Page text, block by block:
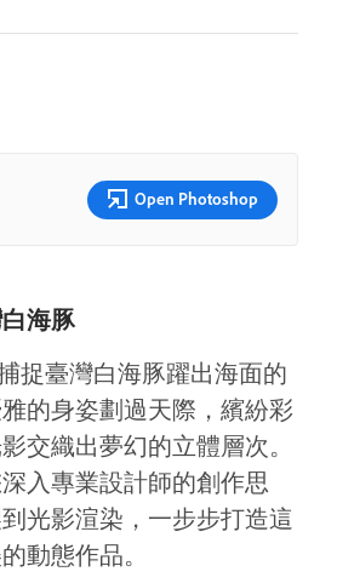
Open Photoshop
海豚
捉臺灣白海豚躍出海面的
的身姿劃過天際，繽紛彩
交織出夢幻的立體層次。
入專業設計師的創作思
光影渲染，一步步打造這
動態作品。